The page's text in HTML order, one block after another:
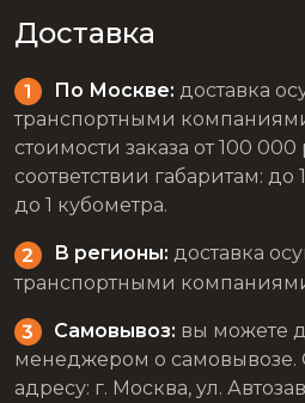
Доставка
По Москве: доставка
транспортными
стоимости заказа от 100
соответствии габаритам:
до 1 кубометра.
В регионы: доставка
транспортными компаниями
Самовывоз: вы можете
менеджером о самовывозе.
адресу: г. Москва, ул.